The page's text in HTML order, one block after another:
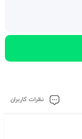
نظرات کاربران